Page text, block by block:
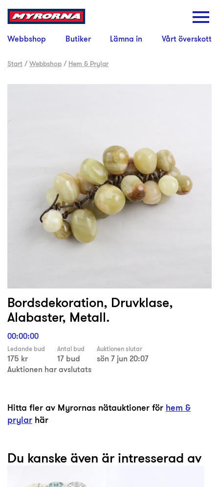
Webbshop Butiker Lämna in Vårt överskott
Start /Webbshop / Hem & Prylar
Bordsdekoration, Druvklase,
Alabaster, Metall.
00:00:00
Ledande bud
175 kr
Antal bud
17 bud
Auktionen slutar
sön 7 jun 20:07
Auktionen har avslutats
Hitta fler av Myrornas nätauktioner för hem &
prylar här
Du kanske även är intresserad av